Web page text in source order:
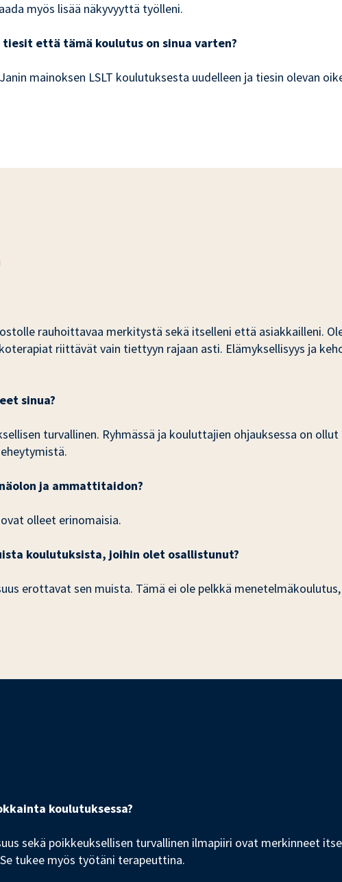
myös lisää näkyvyyttä työlleni.
että tämä koulutus on sinua varten?
mainoksen LSLT koulutuksesta uudelleen ja tiesin olevan
rauhoittavaa merkitystä sekä itselleni että asiakkailleni.
riittävät vain tiettyyn rajaan asti. Elämyksellisyys ja
sinua?
turvallinen. Ryhmässä ja kouluttajien ohjauksessa on
ja ammattitaidon?
olleet erinomaisia.
koulutuksista, joihin olet osallistunut?
erottavat sen muista. Tämä ei ole pelkkä
koulutuksessa?
sekä poikkeuksellisen turvallinen ilmapiiri ovat merkinneet
tukee myös työtäni terapeuttina.